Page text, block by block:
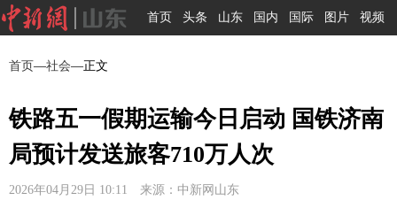
首页 头条 山东 国内 国际 图片 视频
首页—社会—正文
铁路五一假期运输今日启动 国铁济南
局预计发送旅客710万人次
2026年04月29日 10:11 来源：中新网山东